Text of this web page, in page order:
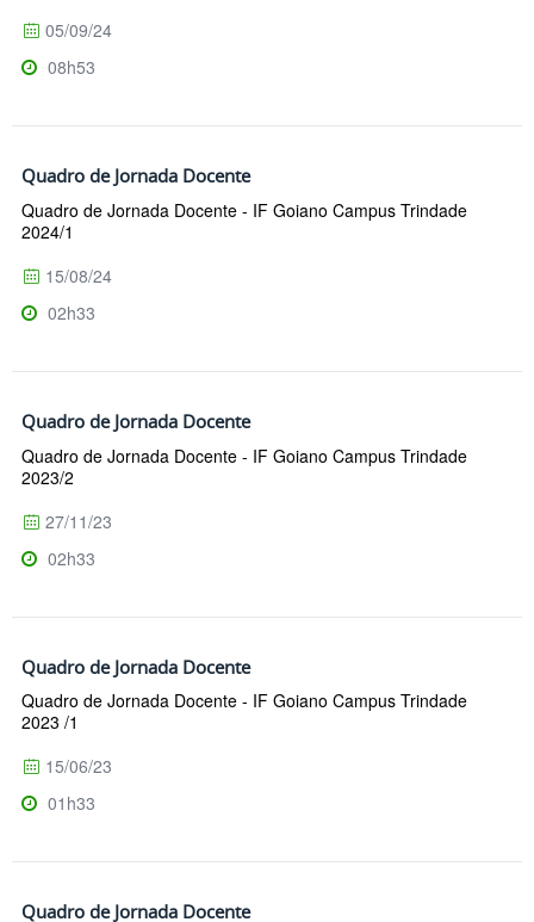
05/09/24
08h53
Quadro de Jornada Docente
Quadro de Jornada Docente - IF Goiano Campus Trindade
2024/1
15/08/24
02h33
Quadro de Jornada Docente
Quadro de Jornada Docente - IF Goiano Campus Trindade
2023/2
27/11/23
02h33
Quadro de Jornada Docente
Quadro de Jornada Docente - IF Goiano Campus Trindade
2023 /1
15/06/23
01h33
Quadro de Jornada Docente